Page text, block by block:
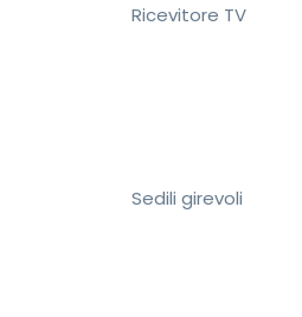
Ricevitore TV
Sedili girevoli